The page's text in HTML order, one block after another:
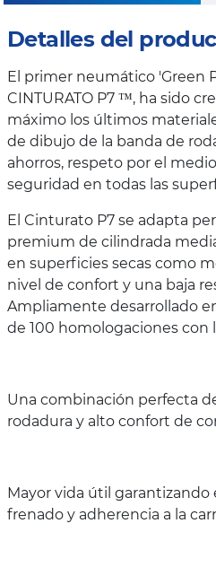
Detalles del
El primer neumático 'Green
CINTURATO P7 ™, ha sido
máximo los últimos
de dibujo de la banda de
ahorros, respeto por el
seguridad en todas las
El Cinturato P7 se adapta
premium de cilindrada
en superficies secas como
nivel de confort y una baja
Ampliamente desarrollado
de 100 homologaciones con
Una combinación perfecta
rodadura y alto confort de
Mayor vida útil
frenado y adherencia a la